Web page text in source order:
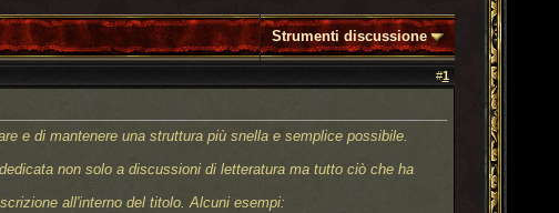
Strumenti discussione
#1
e di mantenere una struttura più snella e semplice possibile.
non solo a discussioni di letteratura ma tutto ciò che ha
all'interno del titolo. Alcuni esempi: